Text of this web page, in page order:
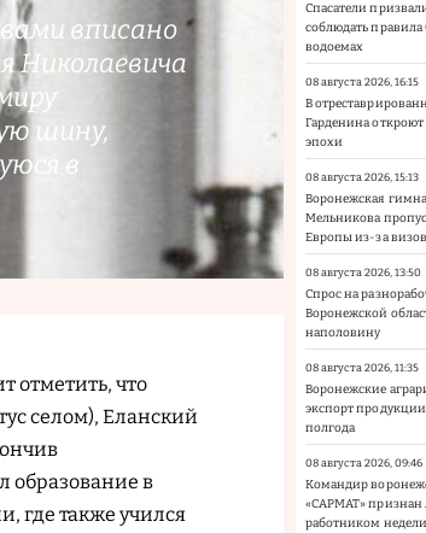
вписано
Николаевича
шину,
в
отметить, что
селом), Еланский
образование в
где также учился
Спасатели
соблюдать правила
водоемах
08 августа 2026, 16:15
В
Гарденина
эпохи
08 августа 2026, 15:13
Воронежская
Мельникова
Европы из-за
08 августа 2026, 13:50
Спрос на
Воронежской
наполовину
08 августа 2026, 11:35
Воронежские
экспорт продукции
полгода
08 августа 2026, 09:46
Командир
«САРМАТ»
работником недели